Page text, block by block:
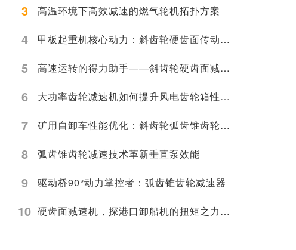
3 高温环境下高效减速的燃气轮机拓扑方案
4 甲板起重机核心动力：斜齿轮硬齿面传动解析
5 高速运转的得力助手——斜齿轮硬齿面减速机
6 大功率齿轮减速机如何提升风电齿轮箱性能表现
7 矿用自卸车性能优化：斜齿轮弧齿锥齿轮减速机驱动新突破
8 弧齿锥齿轮减速技术革新垂直泵效能
9 驱动桥90°动力掌控者：弧齿锥齿轮减速器
10 硬齿面减速机，探港口卸船机的扭矩之力如何乘风破浪